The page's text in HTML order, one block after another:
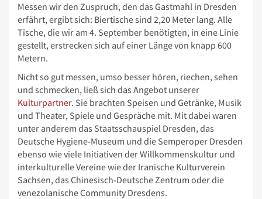
Messen wir den Zuspruch, den das Gastmahl in Dresden
erfährt, ergibt sich: Biertische sind 2,20 Meter lang. Alle
Tische, die wir am 4. September benötigten, in eine Linie
gestellt, erstrecken sich auf einer Länge von knapp 600
Metern.
Nicht so gut messen, umso besser hören, riechen, sehen
und schmecken, ließ sich das Angebot unserer
Kulturpartner. Sie brachten Speisen und Getränke, Musik
und Theater, Spiele und Gespräche mit. Mit dabei waren
unter anderem das Staatsschauspiel Dresden, das
Deutsche Hygiene-Museum und die Semperoper Dresden
ebenso wie viele Initiativen der Willkommenskultur und
interkulturelle Vereine wie der Iranische Kulturverein
Sachsen, das Chinesisch-Deutsche Zentrum oder die
venezolanische Community Dresdens.